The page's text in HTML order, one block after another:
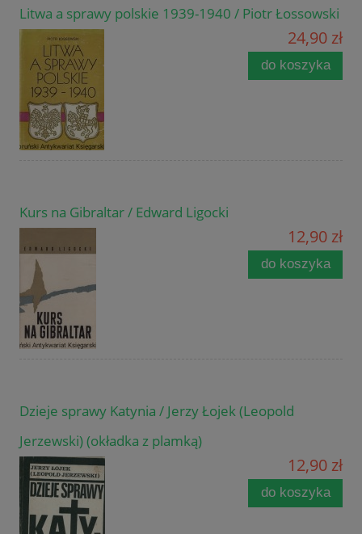
Litwa a sprawy polskie 1939-1940 / Piotr Łossowski
24,90 zł
do koszyka
Kurs na Gibraltar / Edward Ligocki
12,90 zł
do koszyka
Dzieje sprawy Katynia / Jerzy Łojek (Leopold
Jerzewski) (okładka z plamką)
12,90 zł
do koszyka